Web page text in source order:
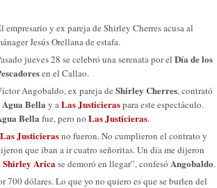
empresario y ex pareja de Shirley Cherres acusa al
Jesús Orellana de estafa.
jueves 28 se celebró una serenata por el Día de los
en el Callao.
Angobaldo, ex pareja de Shirley Cherres, contrató
Agua Bella y aLas Justicieraspara este espectáculo.
Bella fue, pero no Las Justicieras.
Las Justicierasno fueron. No cumplieron el contrato y
que iban a ir cuatro señoritas. Un día me dijeron
Shirley Aricase demoró en llegar”, confesó Angobaldo.
dólares. Lo que yo no quiero es que se burlen del